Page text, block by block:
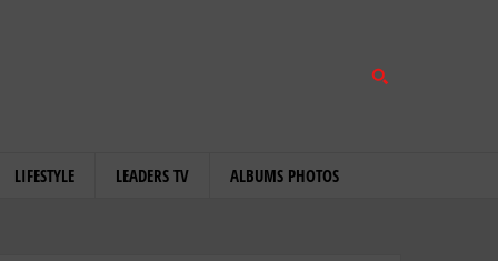
LIFESTYLE LEADERS TV ALBUMS PHOTOS